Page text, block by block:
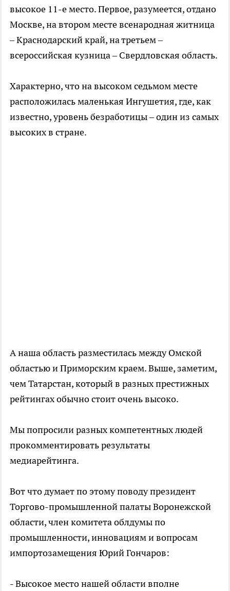
высокое 11-е место. Первое, разумеется, отдано
Москве, на втором месте всенародная житница
– Краснодарский край, на третьем –
всероссийская кузница – Свердловская область.
Характерно, что на высоком седьмом месте
расположилась маленькая Ингушетия, где, как
известно, уровень безработицы – один из самых
высоких в стране.
А наша область разместилась между Омской
областью и Приморским краем. Выше, заметим,
чем Татарстан, который в разных престижных
рейтингах обычно стоит очень высоко.
Мы попросили разных компетентных людей
прокомментировать результаты
медиарейтинга.
Вот что думает по этому поводу президент
Торгово-промышленной палаты Воронежской
области, член комитета облдумы по
промышленности, инновациям и вопросам
импортозамещения Юрий Гончаров:
- Высокое место нашей области вполне